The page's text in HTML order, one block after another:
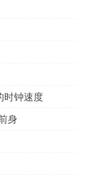
时钟速度
身